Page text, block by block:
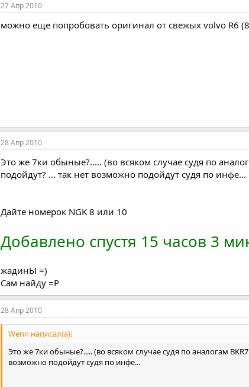
27 Апр 2010
можно еще попробовать оригинал от свежых volvo R6
28 Апр 2010
Это же 7ки обыные?..... (во всяком случае судя по
подойдут? ... так нет возможно подойдут судя по инфе...
Дайте номерок NGK 8 или 10
Добавлено спустя 15 часов 3
жадинЫ =)
Сам найду =Р
28 Апр 2010
Wenn написал(а):
Это же 7ки обыные?..... (во всяком случае судя по аналогам
возможно подойдут судя по инфе...